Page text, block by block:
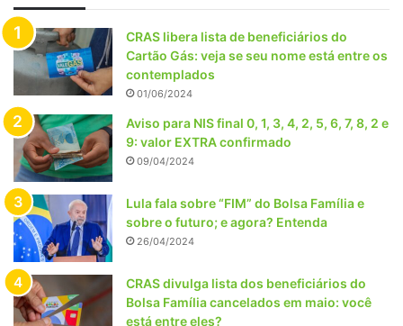
CRAS libera lista de beneficiários do
Cartão Gás: veja se seu nome está entre os
contemplados
01/06/2024
Aviso para NIS final 0, 1, 3, 4, 2, 5, 6, 7, 8, 2 e
9: valor EXTRA confirmado
09/04/2024
Lula fala sobre “FIM” do Bolsa Família e
sobre o futuro; e agora? Entenda
26/04/2024
CRAS divulga lista dos beneficiários do
Bolsa Família cancelados em maio: você
está entre eles?